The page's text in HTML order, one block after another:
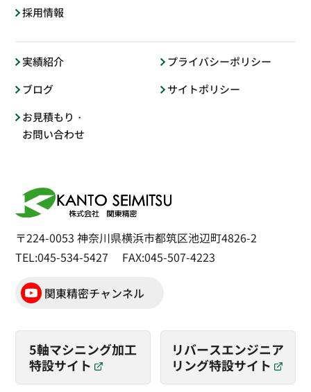
採用情報
実績紹介
ブログ
お見積もり・
お問い合わせ
プライバシーポリシー
サイトポリシー
〒224-0053神奈川県横浜市都筑区池辺町4826-2
TEL:045-534-5427
FAX:045-507-4223
関東精密チャンネル
5軸マシニング加工
特設サイト
リバースエンジニア
リング特設サイト